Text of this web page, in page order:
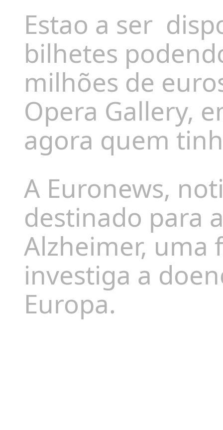
Estao a ser
bilhetes
milhões de
Opera Gallery,
agora quem
A Euronews,
destinado para
Alzheimer, uma
investiga a
Europa.